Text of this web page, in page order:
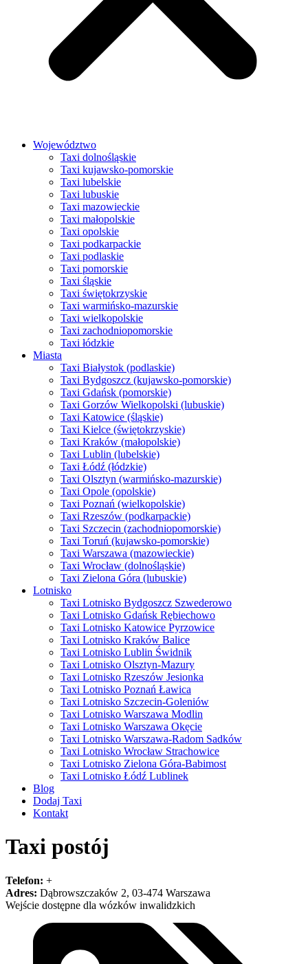
Województwo
Taxi dolnośląskie
Taxi kujawsko-pomorskie
Taxi lubelskie
Taxi lubuskie
Taxi mazowieckie
Taxi małopolskie
Taxi opolskie
Taxi podkarpackie
Taxi podlaskie
Taxi pomorskie
Taxi śląskie
Taxi świętokrzyskie
Taxi warmińsko-mazurskie
Taxi wielkopolskie
Taxi zachodniopomorskie
Taxi łódzkie
Miasta
Taxi Białystok (podlaskie)
Taxi Bydgoszcz (kujawsko-pomorskie)
Taxi Gdańsk (pomorskie)
Taxi Gorzów Wielkopolski (lubuskie)
Taxi Katowice (śląskie)
Taxi Kielce (świętokrzyskie)
Taxi Kraków (małopolskie)
Taxi Lublin (lubelskie)
Taxi Łódź (łódzkie)
Taxi Olsztyn (warmińsko-mazurskie)
Taxi Opole (opolskie)
Taxi Poznań (wielkopolskie)
Taxi Rzeszów (podkarpackie)
Taxi Szczecin (zachodniopomorskie)
Taxi Toruń (kujawsko-pomorskie)
Taxi Warszawa (mazowieckie)
Taxi Wrocław (dolnośląskie)
Taxi Zielona Góra (lubuskie)
Lotnisko
Taxi Lotnisko Bydgoszcz Szwederowo
Taxi Lotnisko Gdańsk Rębiechowo
Taxi Lotnisko Katowice Pyrzowice
Taxi Lotnisko Kraków Balice
Taxi Lotnisko Lublin Świdnik
Taxi Lotnisko Olsztyn-Mazury
Taxi Lotnisko Rzeszów Jesionka
Taxi Lotnisko Poznań Ławica
Taxi Lotnisko Szczecin-Goleniów
Taxi Lotnisko Warszawa Modlin
Taxi Lotnisko Warszawa Okęcie
Taxi Lotnisko Warszawa-Radom Sadków
Taxi Lotnisko Wrocław Strachowice
Taxi Lotnisko Zielona Góra-Babimost
Taxi Lotnisko Łódź Lublinek
Blog
Dodaj Taxi
Kontakt
Taxi postój
Telefon: +
Adres: Dąbrowszczaków 2, 03-474 Warszawa
Wejście dostępne dla wózków inwalidzkich